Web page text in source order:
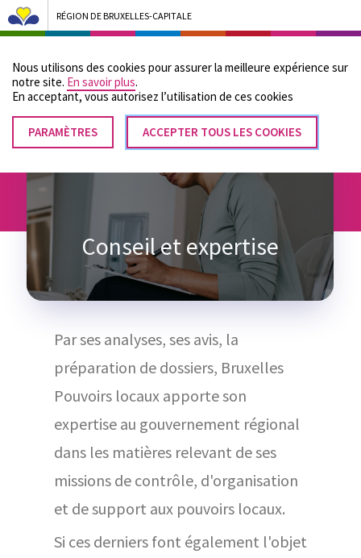
Nous utilisons des cookies pour assurer la meilleure expérience sur
notre site. En savoir plus.
En acceptant, vous autorisez lʼutilisation de ces cookies
PARAMÈTRES ACCEPTER TOUS LES COOKIES
RETIRER
LE
RÉGION DE BRUXELLES-CAPITALE
Bruxelles Pouvoirs Locaux - Aller à la page d'accueil
Menu
Fil
d'Ariane
Accueil Tutelle Conseil et expertise
Conseil et expertise
Par ses analyses, ses avis, la
préparation de dossiers, Bruxelles
Pouvoirs locaux apporte son
expertise au gouvernement régional
dans les matières relevant de ses
missions de contrôle, d'organisation
et de support aux pouvoirs locaux.
Si ces derniers font également l'objet